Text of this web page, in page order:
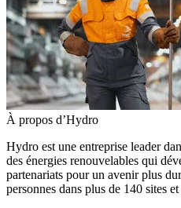
À propos d’Hydro
Hydro est une entreprise leader
des énergies renouvelables qui
partenariats pour un avenir plus
personnes dans plus de 140 sites